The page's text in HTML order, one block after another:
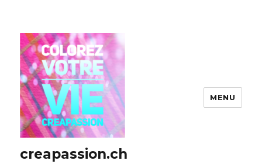
creapassion.ch
MENU